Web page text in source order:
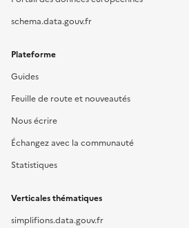
schema.data.gouv.fr
Plateforme
Guides
Feuille de route et nouveautés
Nous écrire
Échangez avec la communauté
Statistiques
Verticales thématiques
simplifions.data.gouv.fr